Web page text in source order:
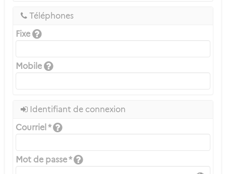
Téléphones
Fixe
Mobile
Identifiant de connexion
Courriel *
Mot de passe *